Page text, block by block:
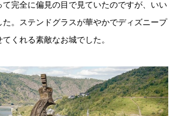
完全に偏見の目で見ていたのですが、いい
。ステンドグラスが華やかでディズニープ
くれる素敵なお城でした。